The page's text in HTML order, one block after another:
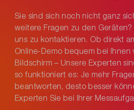
Sie sind sich noch nicht ganz
weitere Fragen zu den
uns zu kontaktieren. Ob direkt
Online-Demo bequem bei Ihnen
Bildschirm – Unsere Experten
so funktioniert es: Je mehr
beantworten, desto besser
Experten Sie bei Ihrer